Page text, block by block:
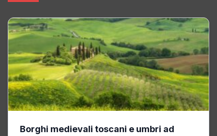
Borghi medievali toscani e umbri ad